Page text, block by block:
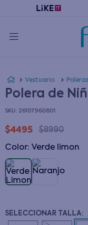
Vestuario Poleras
Polera de
: 26107960801
$4495 $8990
Color: verde limon